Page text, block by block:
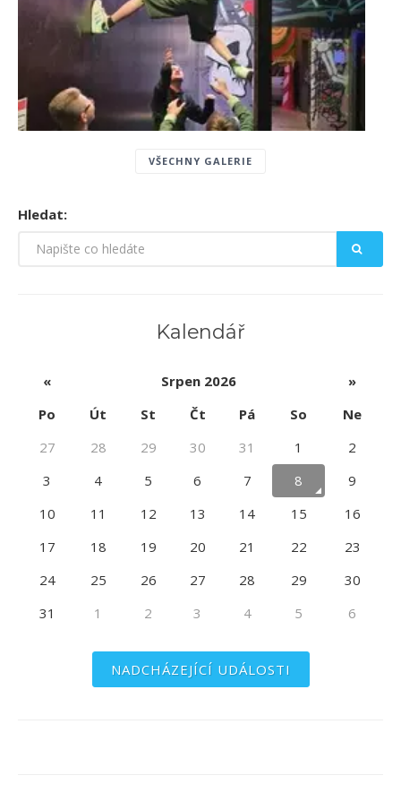
VŠECHNY GALERIE
Hledat:
Kalendář
« Srpen 2026
»
Po
Út St Čt Pá So
Ne
27
28 29 30 31 1
2
3
4 5 6 7 8
9
10
11 12 13 14 15
16
17
18 19 20 21 22
23
24
25 26 27 28 29
30
31
1 2 3 4 5 6
NADCHÁZEJÍCÍ UDÁLOSTI